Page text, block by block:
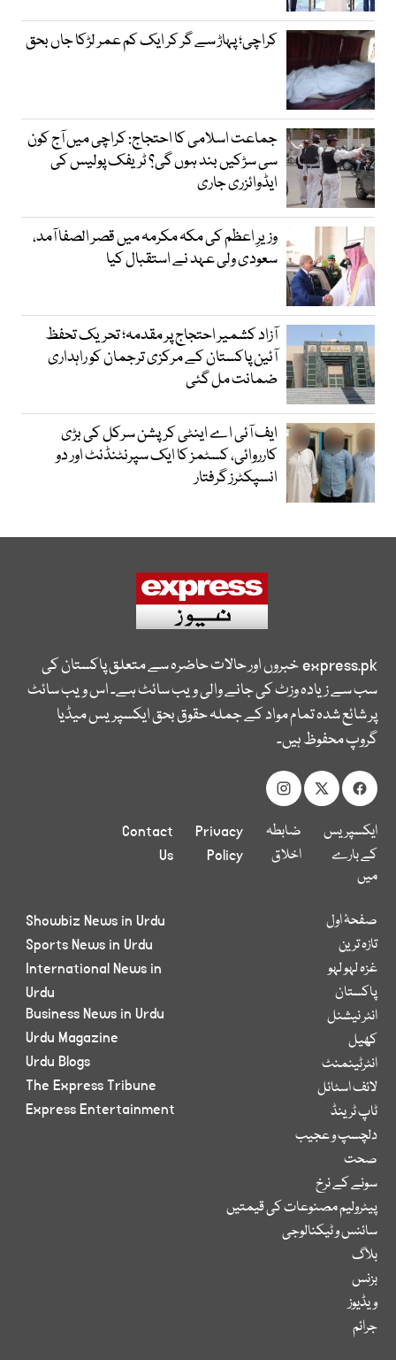
کراچی؛ پہاڑ سے گر کر ایک کم عمر لڑکا جاں بحق
جماعت اسلامی کا احتجاج: کراچی میں آج کون
سی سڑکیں بند ہوں گی؟ ٹریفک پولیس کی
ایڈوائزری جاری
وزیرِ اعظم کی مکہ مکرمہ میں قصر الصفا آمد،
سعودی ولی عہد نے استقبال کیا
آزاد کشمیر احتجاج پر مقدمہ؛ تحریک تحفظ
آئین پاکستان کے مرکزی ترجمان کو راہداری
ضمانت مل گئی
ایف آئی اے اینٹی کرپشن سرکل کی بڑی
کارروائی، کسٹمز کا ایک سپرنٹنڈنٹ اور دو
انسپکٹرز گرفتار
express.pkخبروں اور حالات حاضرہ سے متعلق پاکستان کی
سب سے زیادہ وزٹ کی جانے والی ویب سائٹ ہے۔ اس ویب سائٹ
پر شائع شدہ تمام مواد کے جملہ حقوق بحق ایکسپریس میڈیا
گروپ محفوظ ہیں۔
ایکسپریس
کے بارے
میں
ضابطہ
اخلاق
Privacy
Policy
Contact
Us
صفحۂ اول
تازہ ترین
غزہ لہو لہو
پاکستان
انٹر نیشنل
کھیل
انٹرٹینمنٹ
لائف اسٹائل
ٹاپ ٹرینڈ
دلچسپ و عجیب
صحت
سونے کے نرخ
پیٹرولیم مصنوعات کی قیمتیں
سائنس و ٹیکنالوجی
بلاگ
بزنس
ویڈیوز
جرائم
Showbiz News in Urdu
Sports News in Urdu
International News in
Urdu
Business News in Urdu
Urdu Magazine
Urdu Blogs
The Express Tribune
Express Entertainment